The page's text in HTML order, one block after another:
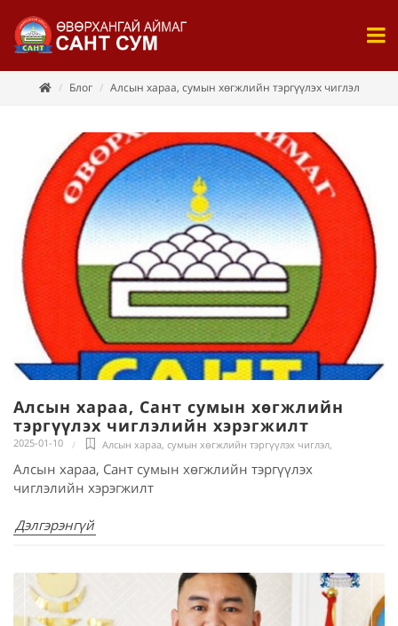
Блог Алсын хараа, сумын хөгжлийн тэргүүлэх чиглэл
Алсын хараа, Сант сумын хөгжлийн
тэргүүлэх чиглэлийн хэрэгжилт
2025-01-10 Алсын хараа, сумын хөгжлийн тэргүүлэх чиглэл,
Алсын хараа, Сант сумын хөгжлийн тэргүүлэх
чиглэлийн хэрэгжилт
Дэлгэрэнгүй